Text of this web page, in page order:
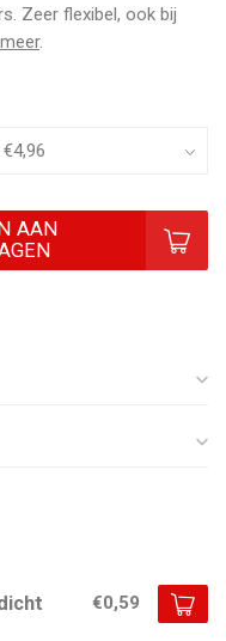
Zeer flexibel, ook bij
.
AAN
€0,59